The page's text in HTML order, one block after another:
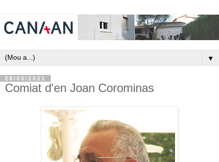
▼
28/05/2021
Comiat d'en Joan Corominas